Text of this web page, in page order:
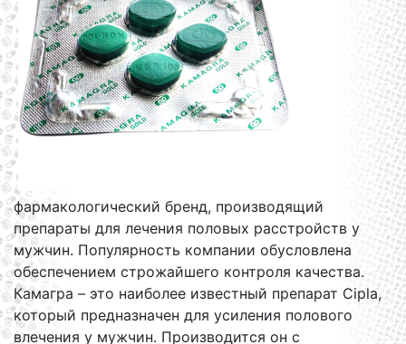
фармакологический бренд, производящий
препараты для лечения половых расстройств у
мужчин. Популярность компании обусловлена
обеспечением строжайшего контроля качества.
Камагра – это наиболее известный препарат Cipla,
который предназначен для усиления полового
влечения у мужчин. Производится он с